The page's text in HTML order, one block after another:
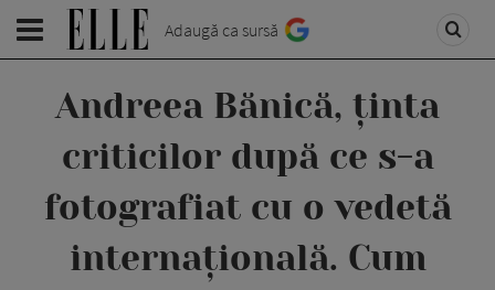
Adaugă ca sursă
Andreea Bănică, ținta
criticilor după ce s-a
fotografiat cu o vedetă
internațională. Cum